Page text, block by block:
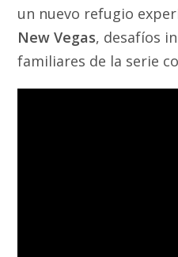
un nuevo refugio
New Vegas, desafíos
familiares de la serie